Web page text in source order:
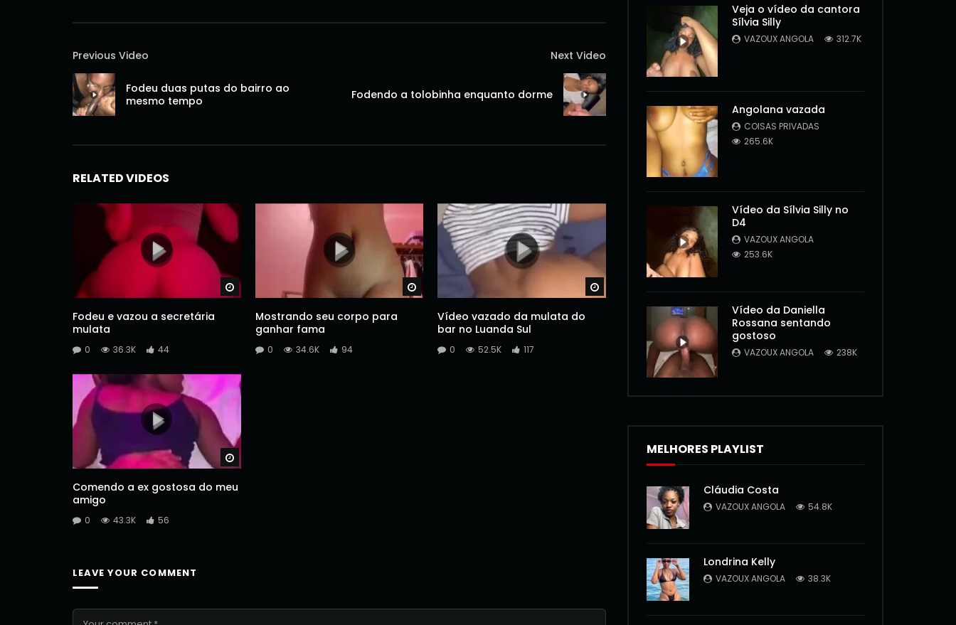
Previous Video
Fodeu duas putas do bairro ao
mesmo tempo
Next Video
Fodendo a tolobinha enquanto dorme
RELATED VIDEOS
Watch Later
Fodeu e vazou a secretária
mulata
0 36.3K 44
Watch Later
Mostrando seu corpo para
ganhar fama
0 34.6K 94
Vídeo vazado da mulata do
bar no Luanda Sul
0 52.5K 117
Comendo a ex gostosa do meu
amigo
0 43.3K 56
LEAVE YOUR COMMENT
Veja o vídeo da cantora
Sílvia Silly
VAZOUX ANGOLA 312.7K
Angolana vazada
COISAS PRIVADAS
265.6K
Vídeo da Sílvia Silly no
D4
VAZOUX ANGOLA
253.6K
Vídeo da Daniella
Rossana sentando
gostoso
VAZOUX ANGOLA 238K
MELHORES PLAYLIST
Cláudia Costa
VAZOUX ANGOLA 54.8K
Londrina Kelly
VAZOUX ANGOLA 38.3K